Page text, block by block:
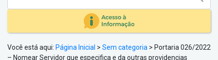
Você está aqui: Página Inicial > Sem categoria > Portaria 026/2022
– Nomear Servidor que especifica e da outras providencias